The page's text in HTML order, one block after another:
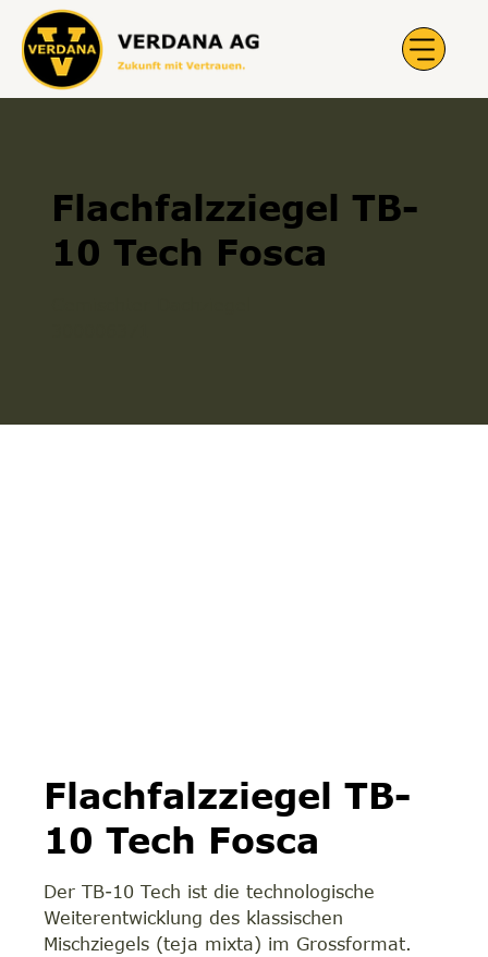
Flachfalzziegel TB-
10 Tech Fosca
Flachfalzziegel TB-
10 Tech Fosca
Der TB-10 Tech ist die technologische
Weiterentwicklung des klassischen
Mischziegels (teja mixta) im Grossformat.